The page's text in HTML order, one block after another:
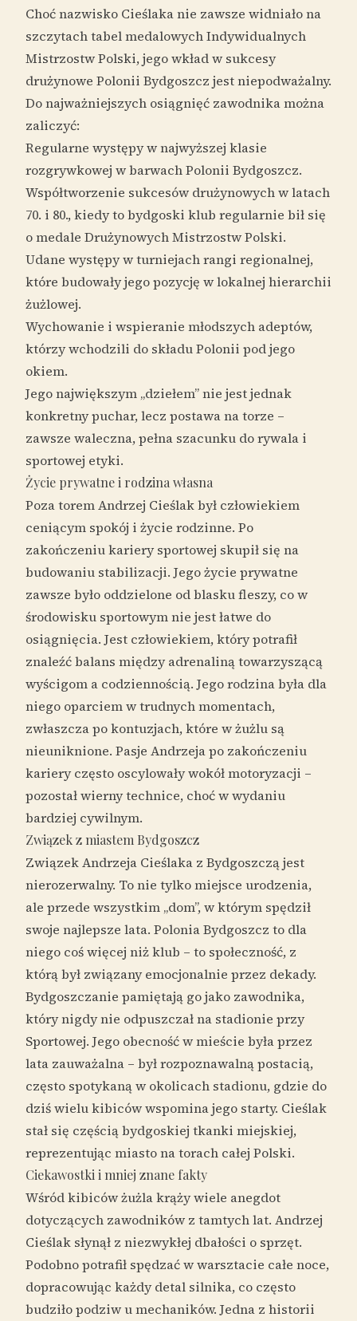
Choć nazwisko Cieślaka nie zawsze widniało na
szczytach tabel medalowych Indywidualnych
Mistrzostw Polski, jego wkład w sukcesy
drużynowe Polonii Bydgoszcz jest niepodważalny.
Do najważniejszych osiągnięć zawodnika można
zaliczyć:
Regularne występy w najwyższej klasie
rozgrywkowej w barwach Polonii Bydgoszcz.
Współtworzenie sukcesów drużynowych w latach
70. i 80., kiedy to bydgoski klub regularnie bił się
o medale Drużynowych Mistrzostw Polski.
Udane występy w turniejach rangi regionalnej,
które budowały jego pozycję w lokalnej hierarchii
żużlowej.
Wychowanie i wspieranie młodszych adeptów,
którzy wchodzili do składu Polonii pod jego
okiem.
Jego największym „dziełem” nie jest jednak
konkretny puchar, lecz postawa na torze –
zawsze waleczna, pełna szacunku do rywala i
sportowej etyki.
Życie prywatne i rodzina własna
Poza torem Andrzej Cieślak był człowiekiem
ceniącym spokój i życie rodzinne. Po
zakończeniu kariery sportowej skupił się na
budowaniu stabilizacji. Jego życie prywatne
zawsze było oddzielone od blasku fleszy, co w
środowisku sportowym nie jest łatwe do
osiągnięcia. Jest człowiekiem, który potrafił
znaleźć balans między adrenaliną towarzyszącą
wyścigom a codziennością. Jego rodzina była dla
niego oparciem w trudnych momentach,
zwłaszcza po kontuzjach, które w żużlu są
nieuniknione. Pasje Andrzeja po zakończeniu
kariery często oscylowały wokół motoryzacji –
pozostał wierny technice, choć w wydaniu
bardziej cywilnym.
Związek z miastem Bydgoszcz
Związek Andrzeja Cieślaka z Bydgoszczą jest
nierozerwalny. To nie tylko miejsce urodzenia,
ale przede wszystkim „dom”, w którym spędził
swoje najlepsze lata. Polonia Bydgoszcz to dla
niego coś więcej niż klub – to społeczność, z
którą był związany emocjonalnie przez dekady.
Bydgoszczanie pamiętają go jako zawodnika,
który nigdy nie odpuszczał na stadionie przy
Sportowej. Jego obecność w mieście była przez
lata zauważalna – był rozpoznawalną postacią,
często spotykaną w okolicach stadionu, gdzie do
dziś wielu kibiców wspomina jego starty. Cieślak
stał się częścią bydgoskiej tkanki miejskiej,
reprezentując miasto na torach całej Polski.
Ciekawostki i mniej znane fakty
Wśród kibiców żużla krąży wiele anegdot
dotyczących zawodników z tamtych lat. Andrzej
Cieślak słynął z niezwykłej dbałości o sprzęt.
Podobno potrafił spędzać w warsztacie całe noce,
dopracowując każdy detal silnika, co często
budziło podziw u mechaników. Jedna z historii